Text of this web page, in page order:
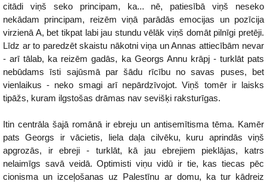
citādi viņš seko principam, ka... nē, patiesībā viņš neseko
nekādam principam, reizēm viņā parādās emocijas un pozīcija
virzienā A, bet tikpat labi jau stundu vēlāk viņš domāt pilnīgi pretēji.
Līdz ar to paredzēt skaistu nākotni viņa un Annas attiecībām nevar
- arī tālab, ka reizēm gadās, ka Georgs Annu krāpj - turklāt pats
nebūdams īsti sajūsmā par šādu rīcību no savas puses, bet
vienlaikus - neko smagi arī nepārdzīvojot. Viņš tomēr ir laisks
tipāžs, kuram ilgstošas drāmas nav sevišķi raksturīgas.
Itin centrāla šajā romānā ir ebreju un antisemītisma tēma. Kamēr
pats Georgs ir vācietis, liela daļa cilvēku, kuru aprindās viņš
apgrozās, ir ebreji - turklāt, kā jau ebrejiem pieklājas, katrs
nelaimīgs savā veidā. Optimisti viņu vidū ir tie, kas tiecas pēc
cionisma un izceļošanas uz Palestīnu ar domu, ka tur kādreiz